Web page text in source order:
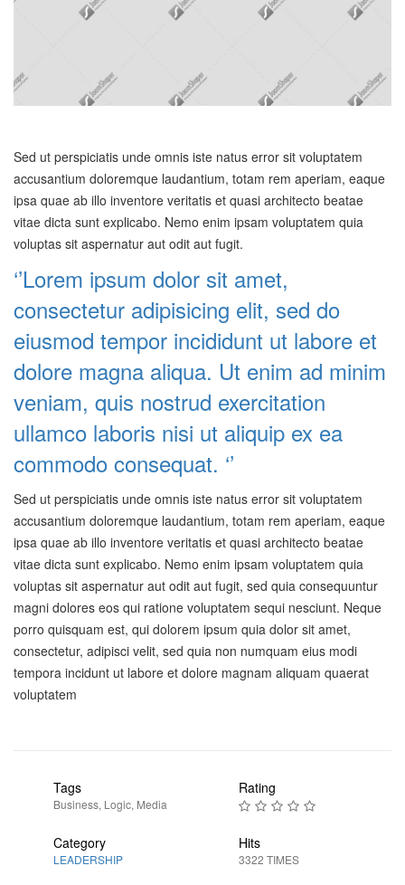
Sed ut perspiciatis unde omnis iste natus error sit voluptatem
accusantium doloremque laudantium, totam rem aperiam, eaque
ipsa quae ab illo inventore veritatis et quasi architecto beatae
vitae dicta sunt explicabo. Nemo enim ipsam voluptatem quia
voluptas sit aspernatur aut odit aut fugit.
‘’Lorem ipsum dolor sit amet,
consectetur adipisicing elit, sed do
eiusmod tempor incididunt ut labore et
dolore magna aliqua. Ut enim ad minim
veniam, quis nostrud exercitation
ullamco laboris nisi ut aliquip ex ea
commodo consequat. ‘’
Sed ut perspiciatis unde omnis iste natus error sit voluptatem
accusantium doloremque laudantium, totam rem aperiam, eaque
ipsa quae ab illo inventore veritatis et quasi architecto beatae
vitae dicta sunt explicabo. Nemo enim ipsam voluptatem quia
voluptas sit aspernatur aut odit aut fugit, sed quia consequuntur
magni dolores eos qui ratione voluptatem sequi nesciunt. Neque
porro quisquam est, qui dolorem ipsum quia dolor sit amet,
consectetur, adipisci velit, sed quia non numquam eius modi
tempora incidunt ut labore et dolore magnam aliquam quaerat
voluptatem
Tags
Business, Logic, Media
Rating
Category
LEADERSHIP
Hits
3322 TIMES